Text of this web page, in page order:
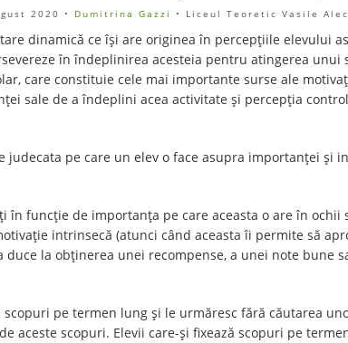
2020 • Dumitrina Gazzi • Liceul Teoretic Vasile
dinamică ce își are originea în percepțiile elevului
în îndeplinirea acesteia pentru atingerea unui
care constituie cele mai importante surse ale
sale de a îndeplini acea activitate şi percepția
judecata pe care un elev o face asupra importanței şi
în funcție de importanța pe care aceasta o are în
intrinsecă (atunci când aceasta îi permite să
duce la obținerea unei recompense, a unei note bune
pe termen lung și le urmăresc fără căutarea
aceste scopuri. Elevii care-şi fixează scopuri pe